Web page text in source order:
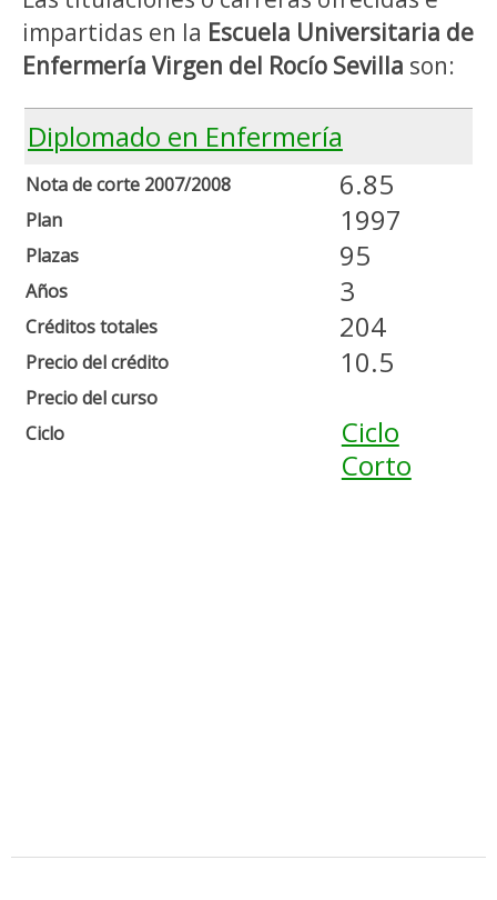
impartidas en la Escuela Universitaria de
Enfermería Virgen del Rocío Sevilla son:
Diplomado en Enfermería
Nota de corte 2007/2008
Plan
Plazas
Años
Créditos totales
Precio del crédito
Precio del curso
Ciclo
6.85
1997
95
3
204
10.5
Ciclo
Corto